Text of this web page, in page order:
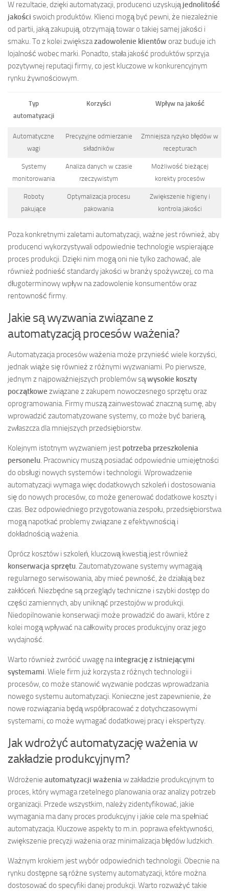
W rezultacie, dzięki automatyzacji, producenci uzyskująjednolitość
jakości swoich produktów. Klienci mogą być pewni, że niezależnie
od partii, jaką zakupują, otrzymają towar o takiej samej jakości i
smaku. To z kolei zwiększazadowolenie klientów oraz buduje ich
lojalność wobec marki. Ponadto, stała jakość produktów sprzyja
pozytywnej reputacji firmy, co jest kluczowe w konkurencyjnym
rynku żywnościowym.
Typ
automatyzacji
Korzyści Wpływ na jakość
Automatyczne
wagi
Precyzyjne odmierzanie
składników
Zmniejsza ryzyko błędów w
recepturach
Systemy
monitorowania
Analiza danych w czasie
rzeczywistym
Możliwość bieżącej
korekty procesów
Roboty
pakujące
Optymalizacja procesu
pakowania
Zwiększenie higieny i
kontrola jakości
Poza konkretnymi zaletami automatyzacji, ważne jest również, aby
producenci wykorzystywali odpowiednie technologie wspierające
proces produkcji. Dzięki nim mogą oni nie tylko zachować, ale
również podnieść standardy jakości w branży spożywczej, co ma
długoterminowy wpływ na zadowolenie konsumentów oraz
rentowność firmy.
Jakie są wyzwania związane z
automatyzacją procesów ważenia?
Automatyzacja procesów ważenia może przynieść wiele korzyści,
jednak wiąże się również z różnymi wyzwaniami. Po pierwsze,
jednym z najpoważniejszych problemów sąwysokie koszty
początkowe związane z zakupem nowoczesnego sprzętu oraz
oprogramowania. Firmy muszą zainwestować znaczną sumę, aby
wprowadzić zautomatyzowane systemy, co może być barierą,
zwłaszcza dla mniejszych przedsiębiorstw.
Kolejnym istotnym wyzwaniem jest potrzeba przeszkolenia
personelu. Pracownicy muszą posiadać odpowiednie umiejętności
do obsługi nowych systemów i technologii. Wprowadzenie
automatyzacji wymaga więc dodatkowych szkoleń i dostosowania
się do nowych procesów, co może generować dodatkowe koszty i
czas. Bez odpowiedniego przygotowania zespołu, przedsiębiorstwa
mogą napotkać problemy związane z efektywnością i
dokładnością ważenia.
Oprócz kosztów i szkoleń, kluczową kwestią jest również
konserwacja sprzętu. Zautomatyzowane systemy wymagają
regularnego serwisowania, aby mieć pewność, że działają bez
zakłóceń. Niezbędne są przeglądy techniczne i szybki dostęp do
części zamiennych, aby uniknąć przestojów w produkcji.
Niedopilnowanie konserwacji może prowadzić do awarii, które z
kolei mogą wpływać na całkowity proces produkcyjny oraz jego
wydajność.
Warto również zwrócić uwagę naintegrację z istniejącymi
systemami. Wiele firm już korzysta z różnych technologii i
procesów, co może stanowić wyzwanie podczas wprowadzania
nowego systemu automatyzacji. Konieczne jest zapewnienie, że
nowe rozwiązania będą współpracować z dotychczasowymi
systemami, co może wymagać dodatkowej pracy i ekspertyzy.
Jak wdrożyć automatyzację ważenia w
zakładzie produkcyjnym?
Wdrożenie automatyzacji ważeniaw zakładzie produkcyjnym to
proces, który wymaga rzetelnego planowania oraz analizy potrzeb
organizacji. Przede wszystkim, należy zidentyfikować, jakie
wymagania ma dany proces produkcyjny i jakie cele ma spełniać
automatyzacja. Kluczowe aspekty to m.in. poprawa efektywności,
zwiększenie precyzji ważenia oraz minimalizacja błędów ludzkich.
Ważnym krokiem jest wybór odpowiednich technologii. Obecnie na
rynku dostępne są różne systemy automatyzacji, które można
dostosować do specyfiki danej produkcji. Warto rozważyć takie